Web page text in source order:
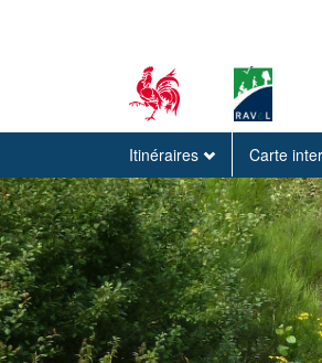
Itinéraires Carte